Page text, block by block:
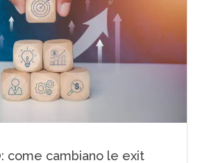
come cambiano le exit